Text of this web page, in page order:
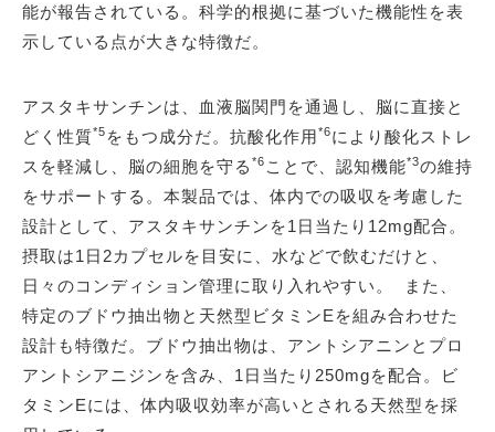
能が報告されている。科学的根拠に基づいた機能性を表
示している点が大きな特徴だ。
アスタキサンチンは、血液脳関門を通過し、脳に直接と
どく性質*5 をもつ成分だ。抗酸化作用*6により酸化ストレ
スを軽減し、脳の細胞を守る *6 ことで、認知機能*3の維持
をサポートする。本製品では、体内での吸収を考慮した
設計として、アスタキサンチンを1日当たり12mg配合。
摂取は1日2カプセルを目安に、水などで飲むだけと、
日々のコンディション管理に取り入れやすい。 また、
特定のブドウ抽出物と天然型ビタミンEを組み合わせた
設計も特徴だ。ブドウ抽出物は、アントシアニンとプロ
アントシアニジンを含み、1日当たり250mgを配合。ビ
タミンEには、体内吸収効率が高いとされる天然型を採